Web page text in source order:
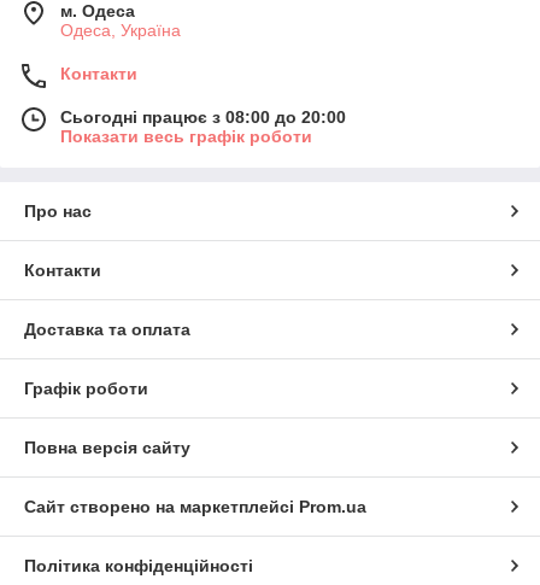
м. Одеса
Одеса, Україна
Контакти
Сьогодні працює з 08:00 до 20:00
Показати весь графік роботи
Про нас
Контакти
Доставка та оплата
Графік роботи
Повна версія сайту
Сайт створено на маркетплейсі Prom.ua
Політика конфіденційності